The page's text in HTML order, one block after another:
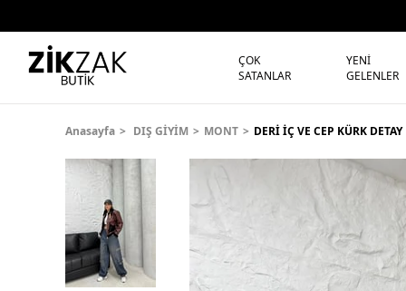
ÇOK
SATANLAR
YENİ
GELENLER
Anasayfa DIŞ GİYİM MONT DERİ İÇ VE CEP KÜRK